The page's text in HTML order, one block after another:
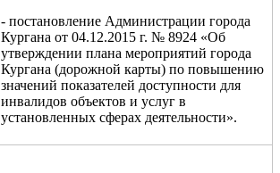
- постановление Администрации города
Кургана от 04.12.2015 г. № 8924 «Об
утверждении плана мероприятий города
Кургана (дорожной карты) по повышению
значений показателей доступности для
инвалидов объектов и услуг в
установленных сферах деятельности».